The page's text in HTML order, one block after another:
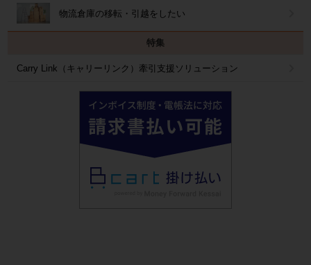
物流倉庫の移転・引越をしたい
特集
Carry Link（キャリーリンク）牽引支援ソリューション